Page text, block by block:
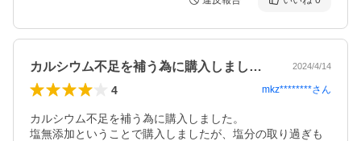
カルシウム不足を補う為に購入しました。… 2024/4/14
4 mkz********さん
カルシウム不足を補う為に購入しました。
塩無添加ということで購入しましたが、塩分の取り過ぎも